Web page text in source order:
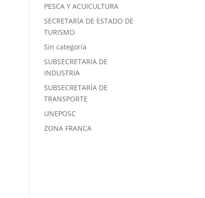
PESCA Y ACUICULTURA
SECRETARÍA DE ESTADO DE
TURISMO
Sin categoría
SUBSECRETARIA DE
INDUSTRIA
SUBSECRETARÍA DE
TRANSPORTE
UNEPOSC
ZONA FRANCA